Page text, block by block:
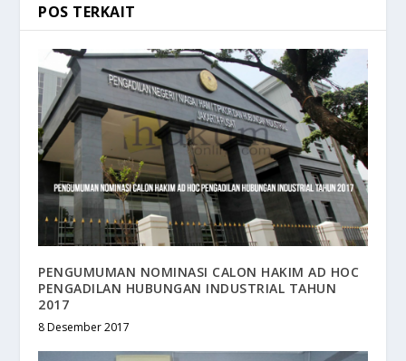
POS TERKAIT
PENGUMUMAN NOMINASI CALON HAKIM AD HOC
PENGADILAN HUBUNGAN INDUSTRIAL TAHUN
2017
8 Desember 2017